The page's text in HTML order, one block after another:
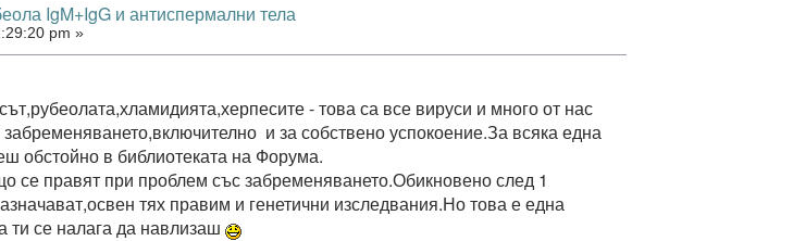
IgM+IgG и антиспермални тела
pm »
- това са все вируси и много от нас
и за собствено успокоение.За всяка една
обстойно в библиотеката на Форума.
се правят при проблем със забременяването.Обикновено след 1
тях правим и генетични изследвания.Но това е една
ти се налага да навлизаш